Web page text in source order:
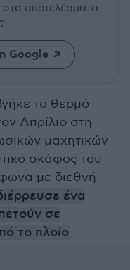
στα αποτελέσματα
Google
το θερμό
Απρίλιο στη
μαχητικών
σκάφος του
με διεθνή
ένα
σε
το πλοίο